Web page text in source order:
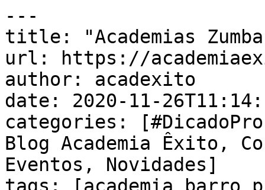
---
title: "Academias
url: https://
author: acadexito
date: 2020-11-
categories:
Blog Academia Êxito,
Eventos, Novidades]